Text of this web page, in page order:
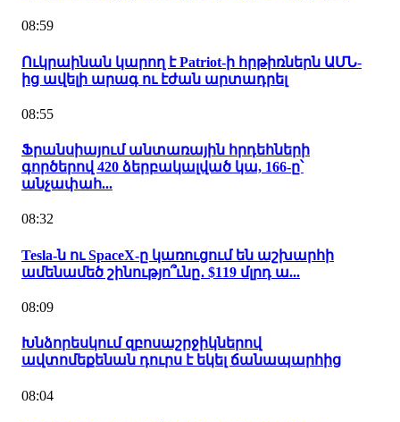
08:59
Ուկրաինան կարող է Patriot-ի հրթիռներն ԱՄՆ-
ից ավելի արագ ու էժան արտադրել
08:55
Ֆրանսիայում անտառային հրդեհների
գործերով 420 ձերբակալված կա, 166-ը՝
անչափահ...
08:32
Tesla-ն ու SpaceX-ը կառուցում են աշխարհի
ամենամեծ շինությո՞ւնը․ $119 մլրդ ա...
08:09
Խնձորեսկում զբոսաշրջիկներով
ավտոմեքենան դուրս է եկել ճանապարհից
08:04